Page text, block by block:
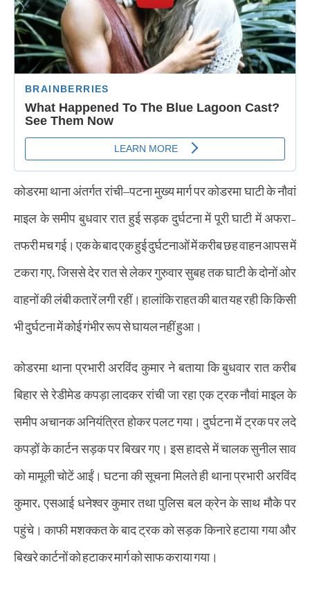
कोडरमा थाना अंतर्गत रांची–पटना मुख्य मार्ग पर कोडरमा घाटी के नौवां
माइल के समीप बुधवार रात हुई सड़क दुर्घटना में पूरी घाटी में अफरा-
तफरी मच गई। एक के बाद एक हुई दुर्घटनाओं में करीब छह वाहन आपस में
टकरा गए, जिससे देर रात से लेकर गुरुवार सुबह तक घाटी के दोनों ओर
वाहनों की लंबी कतारें लगी रहीं। हालांकि राहत की बात यह रही कि किसी
भी दुर्घटना में कोई गंभीर रूप से घायल नहीं हुआ।
कोडरमा थाना प्रभारी अरविंद कुमार ने बताया कि बुधवार रात करीब
बिहार से रेडीमेड कपड़ा लादकर रांची जा रहा एक ट्रक नौवां माइल के
समीप अचानक अनियंत्रित होकर पलट गया। दुर्घटना में ट्रक पर लदे
कपड़ों के कार्टन सड़क पर बिखर गए। इस हादसे में चालक सुनील साव
को मामूली चोटें आईं। घटना की सूचना मिलते ही थाना प्रभारी अरविंद
कुमार, एसआई धनेश्वर कुमार तथा पुलिस बल क्रेन के साथ मौके पर
पहुंचे। काफी मशक्कत के बाद ट्रक को सड़क किनारे हटाया गया और
बिखरे कार्टनों को हटाकर मार्ग को साफ कराया गया।